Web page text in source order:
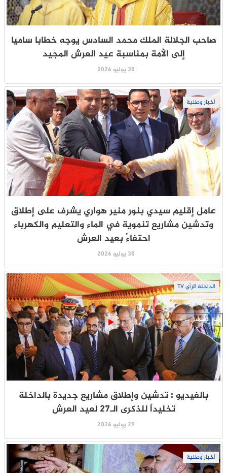
صاحب الجلالة الملك محمد السادس يوجه خطابا ساميا
إلى الأمة بمناسبة عيد العرش المجيد
30 يوليو 2026
أخبار وطنية
عامل إقليم سيدي بنور منير هواري يشرف على إطلاق
وتدشين مشاريع تنموية في الماء والتعليم والكهرباء
احتفاءً بعيد العرش
30 يوليو 2026
الداخلة الرأي TV
بالفيديو : تدشين وإطلاق مشاريع جديدة بالداخلة
تخليداً للذكرى الـ27 لعيد العرش
29 يوليو 2026
أخبار وطنية
جار التحميل ...